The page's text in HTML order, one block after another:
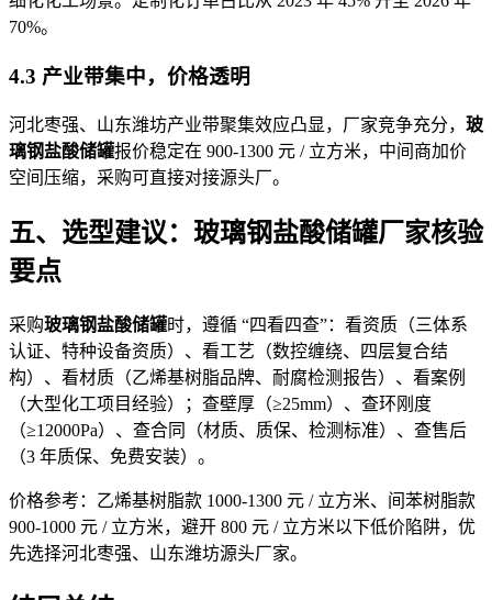
70%。
4.3 产业带集中，价格透明
河北枣强、山东潍坊产业带聚集效应凸显，厂家竞争充分， 玻
璃钢盐酸储罐报价稳定在 900-1300 元 / 立方米，中间商加价
空间压缩，采购可直接对接源头厂。
五、选型建议：玻璃钢盐酸储罐厂家核验
要点
采购玻璃钢盐酸储罐时，遵循 “四看四查”：看资质（三体系
认证、特种设备资质）、看工艺（数控缠绕、四层复合结
构）、看材质（乙烯基树脂品牌、耐腐检测报告）、看案例
（大型化工项目经验）；查壁厚（≥25mm）、查环刚度
（≥12000Pa）、查合同（材质、质保、检测标准）、查售后
（3 年质保、免费安装）。
价格参考：乙烯基树脂款 1000-1300 元 / 立方米、间苯树脂款
900-1000 元 / 立方米，避开 800 元 / 立方米以下低价陷阱，优
先选择河北枣强、山东潍坊源头厂家。